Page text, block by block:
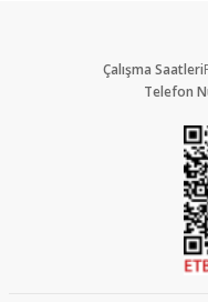
Çalışma Saatleri
Telefon